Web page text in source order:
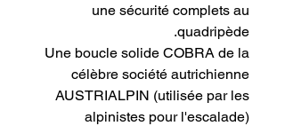
une sécurité complets au
quadripède.
Une boucle solide COBRA de la
célèbre société autrichienne
AUSTRIALPIN (utilisée par les
alpinistes pour l'escalade)